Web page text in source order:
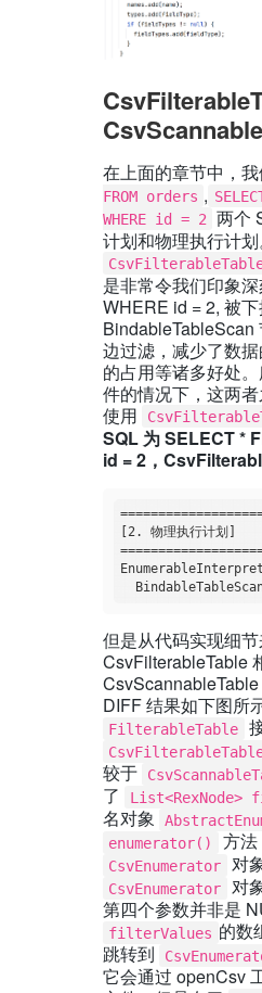
在上面的章节中，
FROM orders ,
WHERE id = 2
两个
计划和物理执行计划
是非常令我们印象
WHERE id = 2, 被
BindableTableScan
边过滤，减少了数
的占用等诸多好处
件的情况下，这两
使用
SQL 为 SELECT *
id = 2，
[2. 物理执行计划]
但是从代码实现细节
CsvFilterableTable
DIFF 结果如下图所
FilterableTable
较于
了
名对象
enumerator() 方
CsvEnumerator 对
CsvEnumerator
对
第四个参数并非是
filterValues 的数
跳转到
它会通过 openCsv